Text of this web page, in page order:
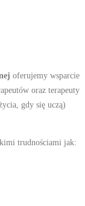
oferujemy wsparcie
oraz terapeuty
gdy się uczą)
trudnościami jak: